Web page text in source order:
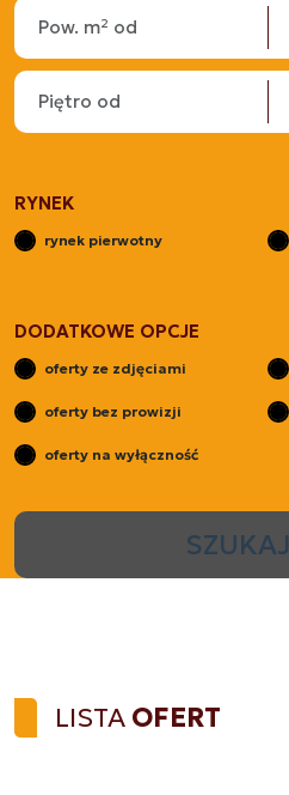
RYNEK
rynek pierwotny
DODATKOWE OPCJE
oferty ze zdjęciami
oferty bez prowizji
oferty na wyłączność
SZUKAJ
LISTA OFERT